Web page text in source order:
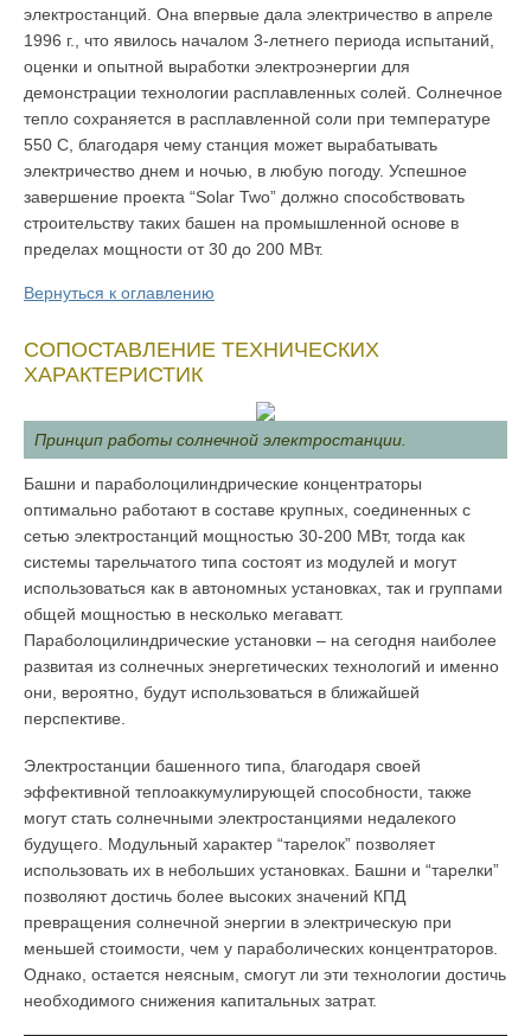
электростанций. Она впервые дала электричество в апреле
1996 г., что явилось началом 3-летнего периода испытаний,
оценки и опытной выработки электроэнергии для
демонстрации технологии расплавленных солей. Солнечное
тепло сохраняется в расплавленной соли при температуре
550 C, благодаря чему станция может вырабатывать
электричество днем и ночью, в любую погоду. Успешное
завершение проекта “Solar Two” должно способствовать
строительству таких башен на промышленной основе в
пределах мощности от 30 до 200 МВт.
Вернуться к оглавлению
СОПОСТАВЛЕНИЕ ТЕХНИЧЕСКИХ
ХАРАКТЕРИСТИК
Принцип работы солнечной электростанции.
Башни и параболоцилиндрические концентраторы
оптимально работают в составе крупных, соединенных с
сетью электростанций мощностью 30-200 МВт, тогда как
системы тарельчатого типа состоят из модулей и могут
использоваться как в автономных установках, так и группами
общей мощностью в несколько мегаватт.
Параболоцилиндрические установки – на сегодня наиболее
развитая из солнечных энергетических технологий и именно
они, вероятно, будут использоваться в ближайшей
перспективе.
Электростанции башенного типа, благодаря своей
эффективной теплоаккумулирующей способности, также
могут стать солнечными электростанциями недалекого
будущего. Модульный характер “тарелок” позволяет
использовать их в небольших установках. Башни и “тарелки”
позволяют достичь более высоких значений КПД
превращения солнечной энергии в электрическую при
меньшей стоимости, чем у параболических концентраторов.
Однако, остается неясным, смогут ли эти технологии достичь
необходимого снижения капитальных затрат.